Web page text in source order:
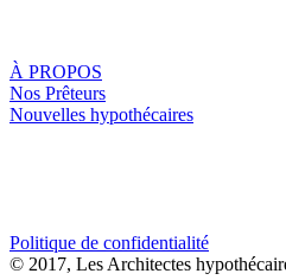
À PROPOS
Nos Prêteurs
Nouvelles hypothécaires
Politique de confidentialité
© 2017, Les Architectes